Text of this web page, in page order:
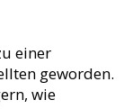
einer
geworden.
wie